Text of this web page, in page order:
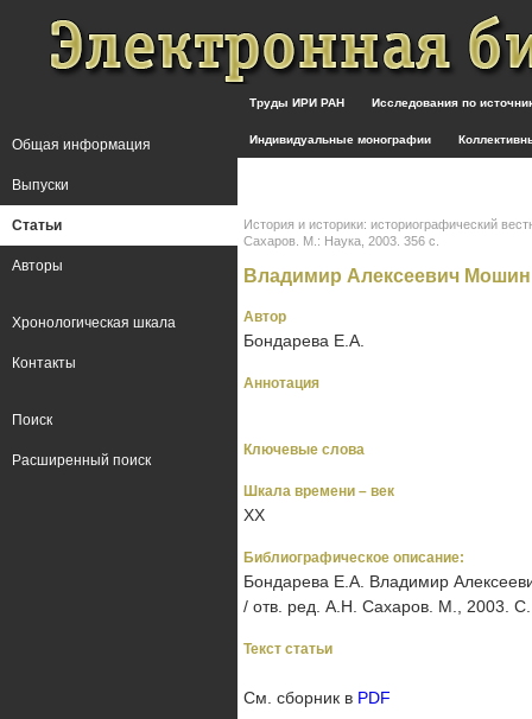
Труды ИРИ РАН Исследования по
Индивидуальные монографии
История и историки: историографический
Сахаров. М.: Наука, 2003. 356 с.
Владимир Алексеевич Мошин
Автор
Бондарева Е.А.
Аннотация
Ключевые слова
Шкала времени – век
XX
Библиографическое описание:
Бондарева Е.А. Владимир
/ отв. ред. А.Н. Сахаров. М., 2003.
Текст статьи
См. сборник в PDF
Общая информация
Выпуски
Статьи
Авторы
Хронологическая шкала
Контакты
Поиск
Расширенный поиск